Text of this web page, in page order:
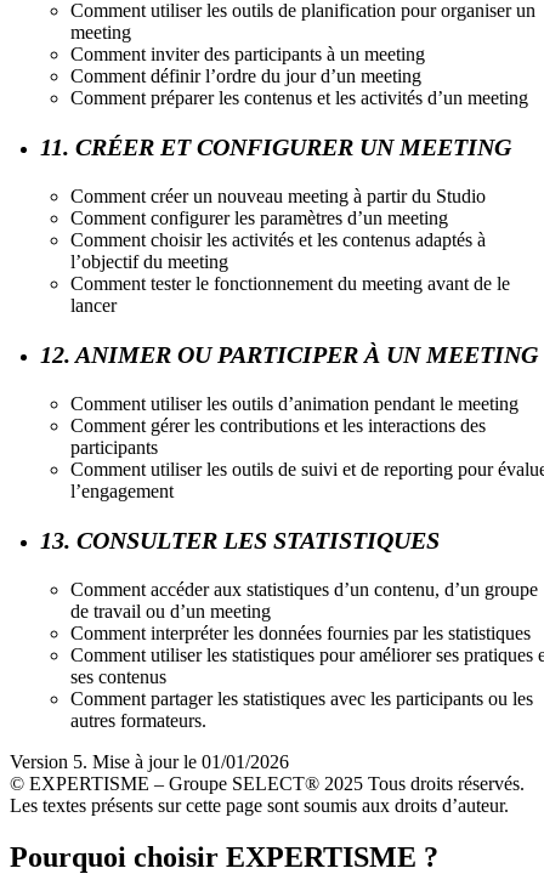
Comment utiliser les outils de planification pour organiser un
meeting
Comment inviter des participants à un meeting
Comment définir l’ordre du jour d’un meeting
Comment préparer les contenus et les activités d’un meeting
11. CRÉER ET CONFIGURER UN MEETING
Comment créer un nouveau meeting à partir du Studio
Comment configurer les paramètres d’un meeting
Comment choisir les activités et les contenus adaptés à
l’objectif du meeting
Comment tester le fonctionnement du meeting avant de le
lancer
12. ANIMER OU PARTICIPER À UN MEETING
Comment utiliser les outils d’animation pendant le meeting
Comment gérer les contributions et les interactions des
participants
Comment utiliser les outils de suivi et de reporting pour
l’engagement
13. CONSULTER LES STATISTIQUES
Comment accéder aux statistiques d’un contenu, d’un groupe
de travail ou d’un meeting
Comment interpréter les données fournies par les statistiques
Comment utiliser les statistiques pour améliorer ses pratiques
ses contenus
Comment partager les statistiques avec les participants ou les
autres formateurs.
Version 5. Mise à jour le 01/01/2026
© EXPERTISME – Groupe SELECT® 2025 Tous droits réservés.
Les textes présents sur cette page sont soumis aux droits d’auteur.
Pourquoi choisir EXPERTISME ?